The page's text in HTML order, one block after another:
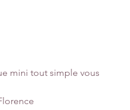
mini tout simple vous